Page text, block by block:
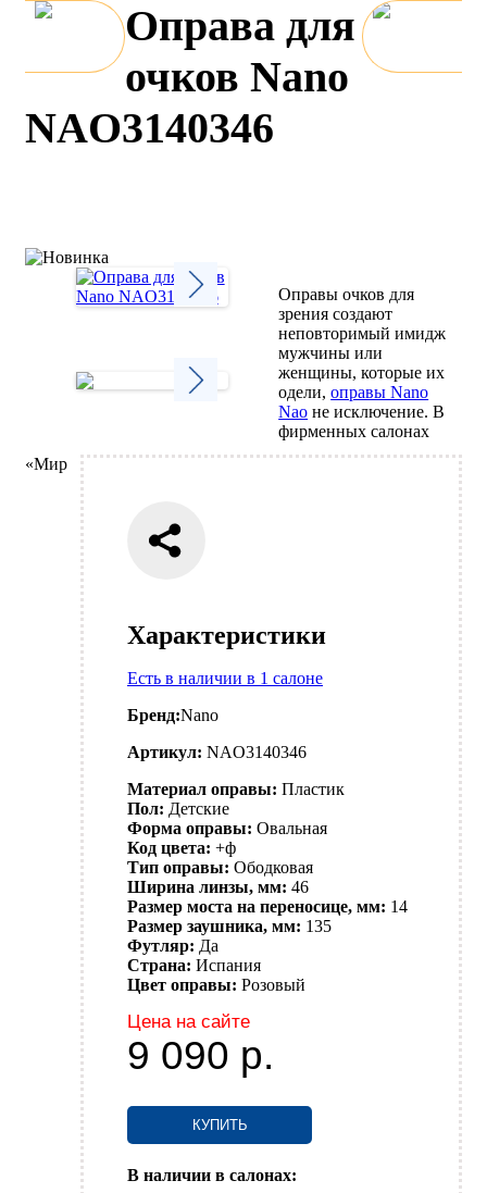
Оправа для
очков Nano
NAO3140346
Характеристики
Есть в наличии в 1 салоне
Бренд:Nano
Артикул: NAO3140346
Материал оправы: Пластик
Пол: Детские
Форма оправы: Овальная
Код цвета: +ф
Тип оправы: Ободковая
Ширина линзы, мм: 46
Размер моста на переносице, мм: 14
Размер заушника, мм: 135
Футляр: Да
Страна: Испания
Цвет оправы: Розовый
Цена на сайте
9 090 р.
КУПИТЬ
В наличии в салонах:
Оправы очков для
зрения создают
неповторимый имидж
мужчины или
женщины, которые их
одели,оправы Nano
Nao не исключение. В
фирменных салонах
«Мир